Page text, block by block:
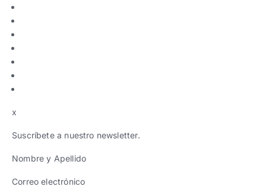
x
Suscríbete a nuestro newsletter.
Nombre y Apellido
Correo electrónico